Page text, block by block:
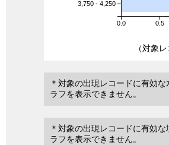
0.0 0.5
3,750 - 4,250
（対象
＊対象の出現レコードに有効
ラフを表示できません。
＊対象の出現レコードに有効
ラフを表示できません。